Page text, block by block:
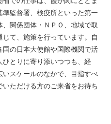
監督署、検疫所といった第一
関係団体・ＮＰＯ、地域で取
て、施策を行っています。自
の日本大使館や国際機関で活
とりに寄り添いつつも、経
スケールのなかで、目指すべ
ただける方のご来省をお待ち